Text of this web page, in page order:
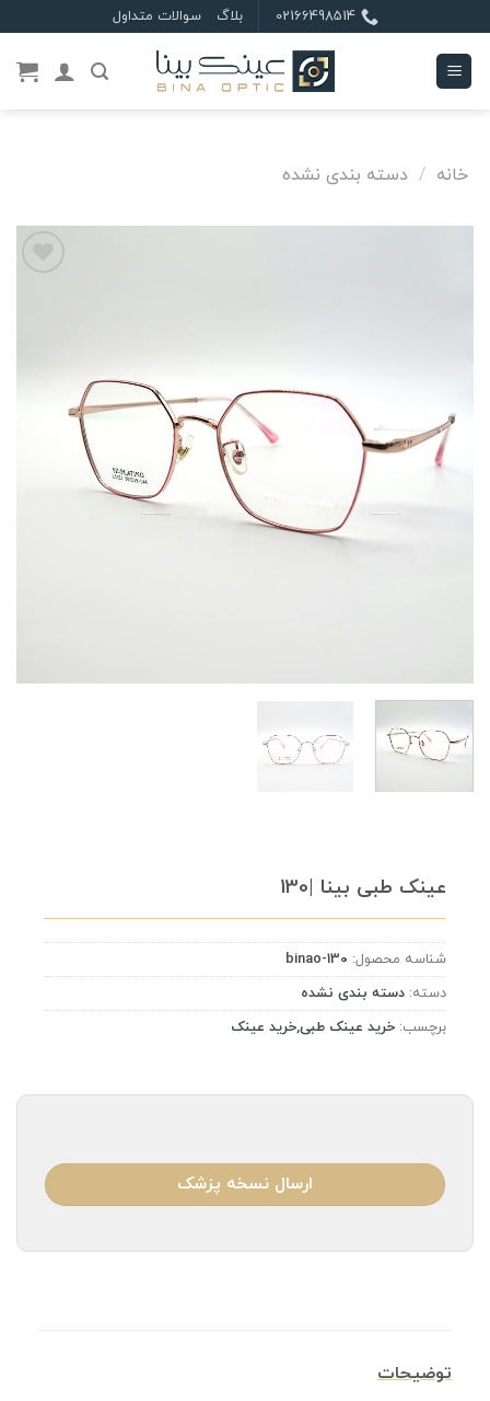
to
content
02166498514 بلاگ سوالات متداول
خانه / دسته بندی نشده
عینک طبی بینا |130
شناسه محصول: binao-130
دسته: دسته بندی نشده
برچسب: خرید عینک طبی,خرید عینک
ارسال نسخه پزشک
توضیحات